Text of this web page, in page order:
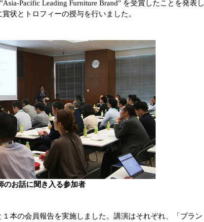
Pacific Leading Furniture Brand" を受賞したことを発表し
状とトロフィーの授与を行いました。
のお話に聞き入る参加者
本の会員報告を実施しました。講演はそれぞれ、「ブラン